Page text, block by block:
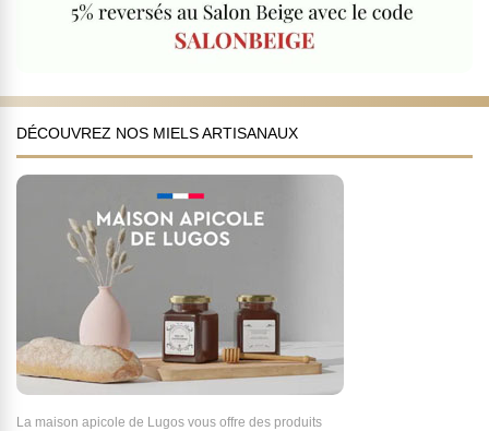
DÉCOUVREZ NOS MIELS ARTISANAUX
La maison apicole de Lugos vous offre des produits